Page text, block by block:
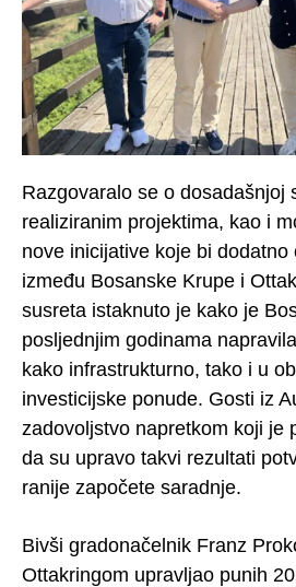
Razgovaralo se o dosadašnjoj
realiziranim projektima, kao i
nove inicijative koje bi dodatno
između Bosanske Krupe i
susreta istaknuto je kako je
posljednjim godinama
kako infrastrukturno, tako i u
investicijske ponude. Gosti iz
zadovoljstvo napretkom koji je
da su upravo takvi rezultati
ranije započete saradnje.
Bivši gradonačelnik Franz
Ottakringom upravljao punih